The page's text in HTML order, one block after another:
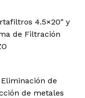
4.5×20″ y
de Filtración
Eliminación de
de metales